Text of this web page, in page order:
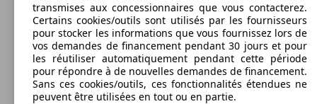
transmises aux concessionnaires que vous contacterez.
Certains cookies/outils sont utilisés par les fournisseurs
pour stocker les informations que vous fournissez lors de
vos demandes de financement pendant 30 jours et pour
les réutiliser automatiquement pendant cette période
pour répondre à de nouvelles demandes de financement.
Sans ces cookies/outils, ces fonctionnalités étendues ne
peuvent être utilisées en tout ou en partie.